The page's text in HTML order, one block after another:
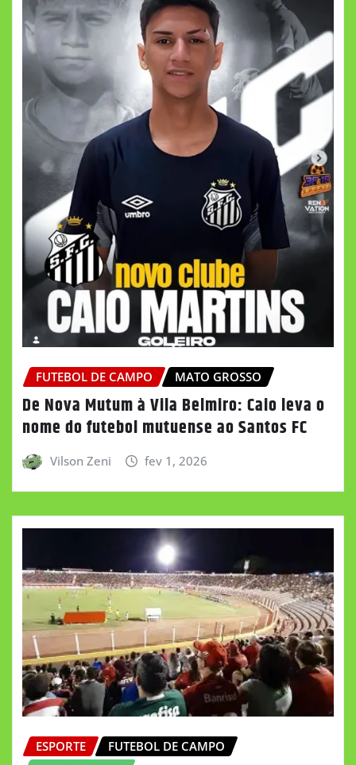
FUTEBOL DE CAMPO MATO GROSSO
De Nova Mutum à Vila Belmiro: Caio leva o
nome do futebol mutuense ao Santos FC
Vilson Zeni fev 1, 2026
ESPORTE
FUTEBOL DE CAMPO